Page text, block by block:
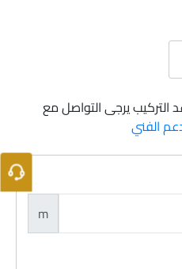
التركيب يرجى التواصل مع
الفني
m